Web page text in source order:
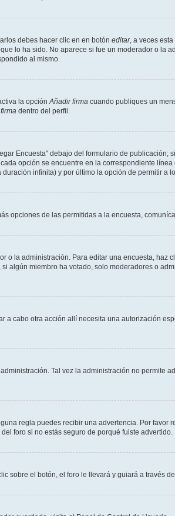
debes hacer clic en en botón editar, a veces
lo ha sido. No aparece si fue un moderador o la
al mismo.
la opciónAñadir firma cuando publiques un
dentro del perfil.
Encuesta" debajo del formulario de
opción se encuentre en la correspondiente
infinita) y por último la opción de permitir a
opciones de las permitidas a la encuesta,
la administración. Para editar una encuesta, haz
miembro ha votado, solo moderadores o
cabo otra acción allí necesita una autorización
Tal vez la administración no permite
regla puedes recibir una advertencia. Por
foro si no estás seguro de porqué fuiste advertido.
sobre el botón, el foro le llevará y guiará a través